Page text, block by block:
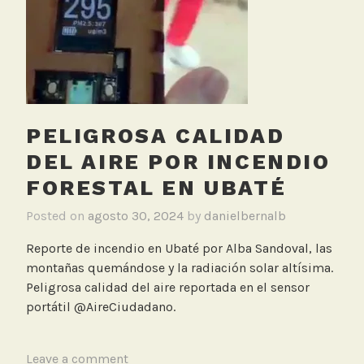
n
a
l
i
d
a
d
e
l
A
PELIGROSA CALIDAD
DEL AIRE POR INCENDIO
FORESTAL EN UBATÉ
Posted on agosto 30, 2024 by danielbernalb
Reporte de incendio en Ubaté por Alba Sandoval, las
montañas quemándose y la radiación solar altísima.
Peligrosa calidad del aire reportada en el sensor
portátil @AireCiudadano.
TLeave a comment